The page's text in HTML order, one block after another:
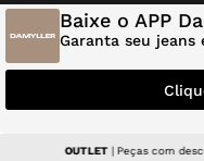
Baixe o APP
Garanta seu jeans
Frete